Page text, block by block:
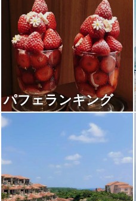
パフェランキング